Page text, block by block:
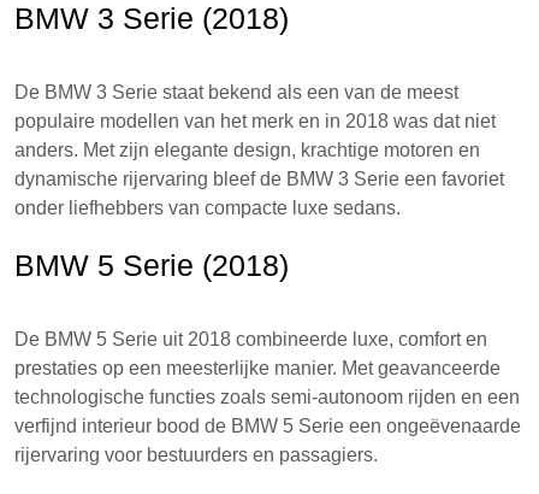
BMW 3 Serie (2018)
De BMW 3 Serie staat bekend als een van de meest
populaire modellen van het merk en in 2018 was dat niet
anders. Met zijn elegante design, krachtige motoren en
dynamische rijervaring bleef de BMW 3 Serie een favoriet
onder liefhebbers van compacte luxe sedans.
BMW 5 Serie (2018)
De BMW 5 Serie uit 2018 combineerde luxe, comfort en
prestaties op een meesterlijke manier. Met geavanceerde
technologische functies zoals semi-autonoom rijden en een
verfijnd interieur bood de BMW 5 Serie een ongeëvenaarde
rijervaring voor bestuurders en passagiers.